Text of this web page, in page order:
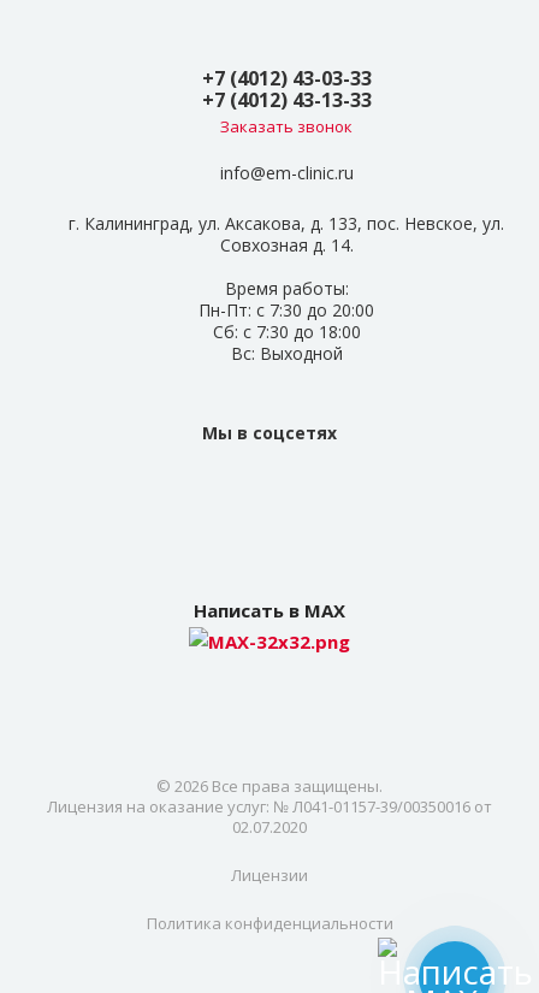
+7 (4012) 43-03-33
+7 (4012) 43-13-33
Заказать звонок
info@em-clinic.ru
г. Калининград, ул. Аксакова, д. 133, пос. Невское, ул.
Совхозная д. 14.
Время работы:
Пн-Пт: с 7:30 до 20:00
Сб: с 7:30 до 18:00
Вс: Выходной
Мы в соцсетях
Написать в MAX
© 2026 Все права защищены.
Лицензия на оказание услуг: № Л041-01157-39/00350016 от
02.07.2020
Лицензии
Политика конфиденциальности